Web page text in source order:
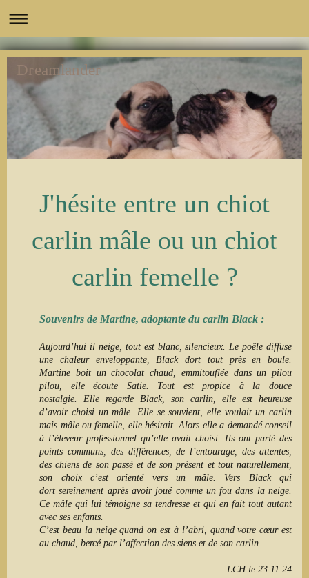
Dreamlander
J'hésite entre un chiot
carlin mâle ou un chiot
carlin femelle ?
Souvenirs de Martine, adoptante du carlin Black :
Aujourd’hui il neige, tout est blanc, silencieux. Le poêle diffuse
une chaleur enveloppante, Black dort tout près en boule.
Martine boit un chocolat chaud, emmitouflée dans un pilou
pilou, elle écoute Satie. Tout est propice à la douce
nostalgie.
Elle regarde Black, son carlin, elle est heureuse
d’avoir choisi un mâle. Elle se souvient, elle voulait un carlin
mais mâle ou femelle, elle hésitait. Alors elle a demandé conseil
à l’éleveur professionnel qu’elle avait choisi. Ils ont parlé des
points communs, des différences, de l’entourage, des attentes,
des chiens de son passé et de son présent et tout naturellement,
son choix c’est orienté vers un mâle. Vers Black qui
dort sereinement après avoir joué comme un fou dans la neige.
Ce mâle qui lui témoigne sa tendresse et qui en fait tout autant
avec ses enfants.
C’est beau la neige quand on est à l’abri, quand votre cœur est
au chaud, bercé par l’affection des siens et de son carlin.
LCH le 23 11 24